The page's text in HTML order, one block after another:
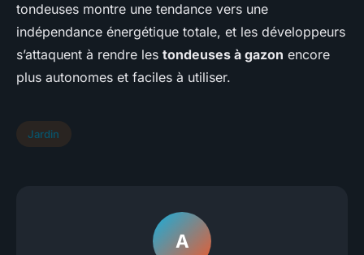
tondeuses montre une tendance vers une
indépendance énergétique totale, et les développeurs
s’attaquent à rendre les tondeuses à gazon encore
plus autonomes et faciles à utiliser.
Jardin
A